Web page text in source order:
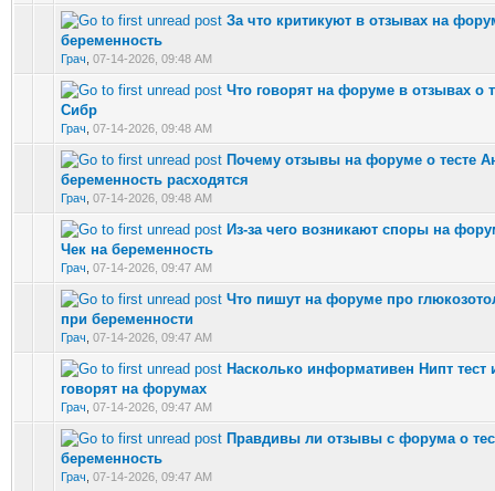
За что критикуют в отзывах на
беременность
Грач 07-14-2026, 09:48 AM
0 Vote(s) - 0 out of 5 in Average
Что говорят на форуме в отзывах о
Сибр
Грач 07-14-2026, 09:48 AM
Почему отзывы на форуме о тесте
беременность расходятся
Грач 07-14-2026, 09:48 AM
0 Vote(s) - 0 out of 5 in Average
Из-за чего возникают споры на
Чек на беременность
Грач 07-14-2026, 09:47 AM
0 Vote(s) - 0 out of 5 in Average
Что пишут на форуме про
при беременности
Грач 07-14-2026, 09:47 AM
0 Vote(s) - 0 out of 5 in Average
Насколько информативен Нипт тест
говорят на форумах
Грач 07-14-2026, 09:47 AM
0 Vote(s) - 0 out of 5 in Average
Правдивы ли отзывы с форума о
беременность
Грач 07-14-2026, 09:47 AM
0 Vote(s) - 0 out of 5 in Average